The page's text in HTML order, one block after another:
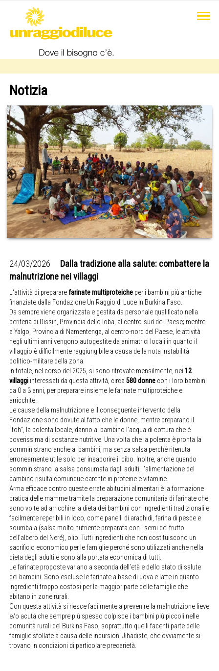
Notizia
24/03/2026
Dalla tradizione alla salute: combattere la
malnutrizione nei villaggi
L‘attività di prepararefarinate multiproteiche per i bambini più antiche
finanziate dalla Fondazione Un Raggio di Luce in Burkina Faso.
Da sempre viene organizzata e gestita da personale qualificato nella
periferia di Dissin, Provincia dello Ioba, al centro-sud del Paese; mentre
a Yalgo, Provincia di Namentenga, al centro-nord del Paese, le attività
negli ultimi anni vengono autogestite da animatrici locali in quanto il
villaggio è difficilmente raggiungibile a causa della nota instabilità
politico-militare della zona.
In totale, nel corso del 2025, si sono ritrovate mensilmente, nei12
villaggi interessati da questa attività, circa580 donne con i loro bambini
da 0 a 3 anni, per preparare insieme le farinate multiproteiche e
arricchite.
Le cause della malnutrizione e il conseguente intervento della
Fondazione sono dovute al fatto che le donne, mentre preparano il
“toh”, la polenta locale, danno al bambino l’acqua di cottura che è
poverissima di sostanze nutritive. Una volta che la polenta è pronta la
somministrano anche ai bambini, ma senza salsa perché ritenuta
erroneamente utile solo per insaporire il cibo. Inoltre, anche quando
somministrano la salsa consumata dagli adulti, l’alimentazione del
bambino risulta comunque carente in proteine e vitamine.
Arma efficace contro queste errate abitudini alimentari è la formazione
pratica delle mamme tramite la preparazione comunitaria di farinate che
sono volte ad arricchire la dieta dei bambini con ingredienti tradizionali e
facilmente reperibili in loco, come panelli di arachidi, farina di pesce e
soumbala (salsa molto nutriente preparata con i semi del frutto
dell’albero del Neré), olio. Tutti ingredienti che non costituiscono un
sacrificio economico per le famiglie perché sono utilizzati anche nella
dieta degli adulti e sono alla portata economica di tutti.
Le farinate proposte variano a seconda dell’età e dello stato di salute
dei bambini. Sono escluse le farinate a base di uova e latte in quanto
ingredienti troppo costosi per la maggior parte delle famiglie che
abitano in zone rurali.
Con questa attività si riesce facilmente a prevenire la malnutrizione lieve
e/o acuta che sempre più spesso colpisce i bambini più piccoli nelle
comunità rurali del Burkina Faso, soprattutto quelli facenti parte delle
famiglie sfollate a causa delle incursioni Jihadiste, che ovviamente si
trovano in condizioni di particolare precarietà.